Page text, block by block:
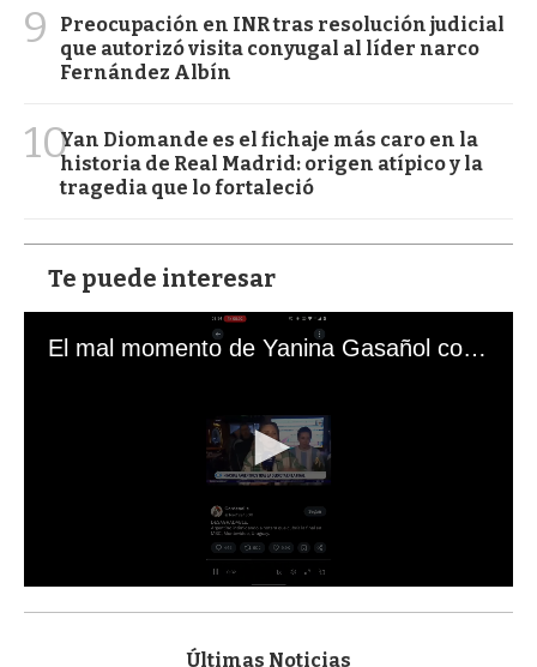
9
Preocupación en INR tras resolución judicial
que autorizó visita conyugal al líder narco
Fernández Albín
10Yan Diomande es el fichaje más caro en la
historia de Real Madrid: origen atípico y la
tragedia que lo fortaleció
Te puede interesar
El mal momento de Yanina Gasañol con un hincha argentino en "Subrayado"
s
Últimas Noticias